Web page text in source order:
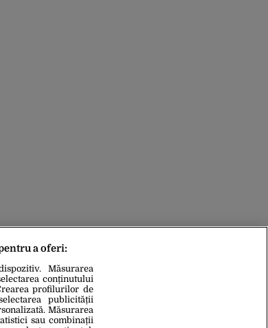
a oferi:
Măsurarea
conținutului
profilurilor de
publicității
Măsurarea
sau combinații